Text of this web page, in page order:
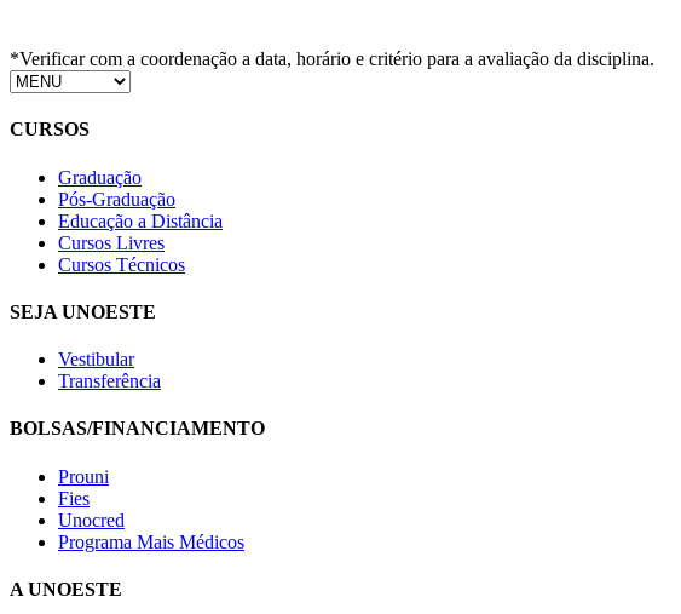
*Verificar com a coordenação a data, horário e critério para a avaliação da disciplina.
CURSOS
Graduação
Pós-Graduação
Educação a Distância
Cursos Livres
Cursos Técnicos
SEJA UNOESTE
Vestibular
Transferência
BOLSAS/FINANCIAMENTO
Prouni
Fies
Unocred
Programa Mais Médicos
A UNOESTE